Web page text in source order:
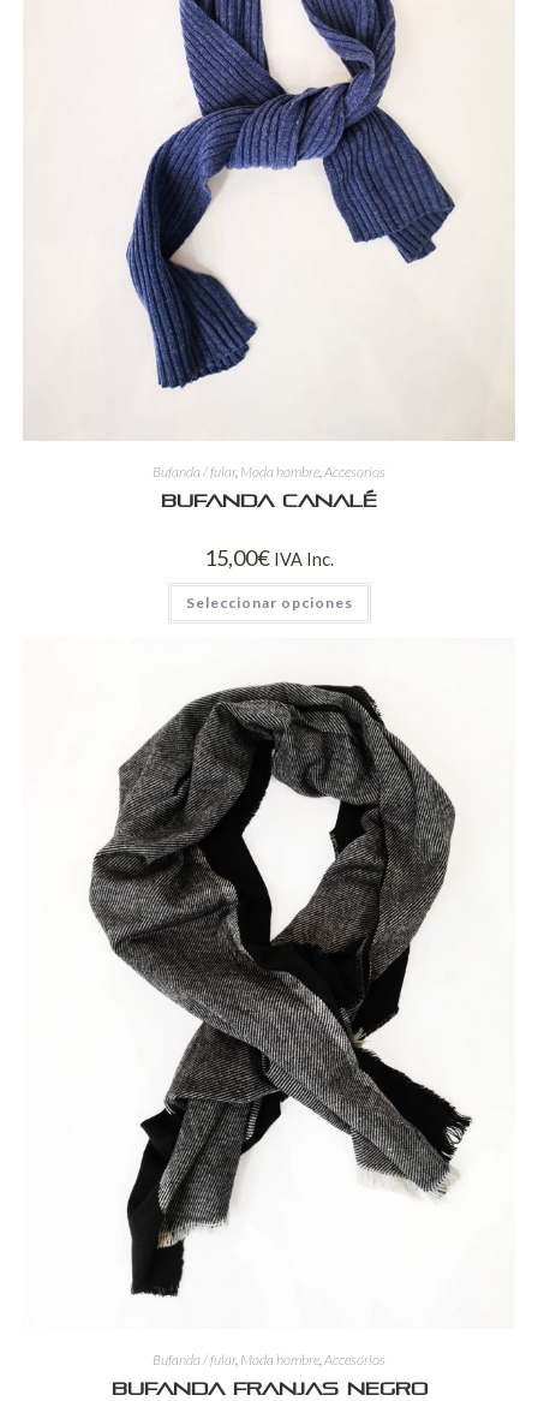
Bufanda / fular, Moda hombre Accesorios
Bufanda canalé
15,00€ IVA Inc.
Seleccionar opciones
Bufanda / fular, Moda hombre,Accesorios
Bufanda franjas negro